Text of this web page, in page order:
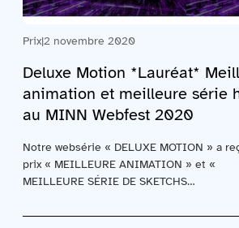
Prix|2 novembre 2020
Deluxe Motion *Lauréat*
animation et meilleure série
au MINN Webfest 2020
Notre websérie « DELUXE MOTION » a
prix « MEILLEURE ANIMATION » et «
MEILLEURE SÉRIE DE SKETCHS…